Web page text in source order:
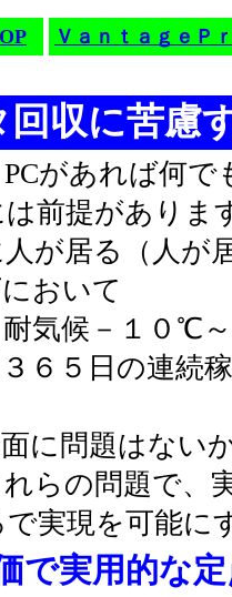
ＶａｎｔａｇｅＰ
回収に苦慮
があれば何で
前提がありま
が居る（人が
おいて
候－１０℃～
５日の連続稼
問題はない
らの問題で、
実現を可能に
で実用的な